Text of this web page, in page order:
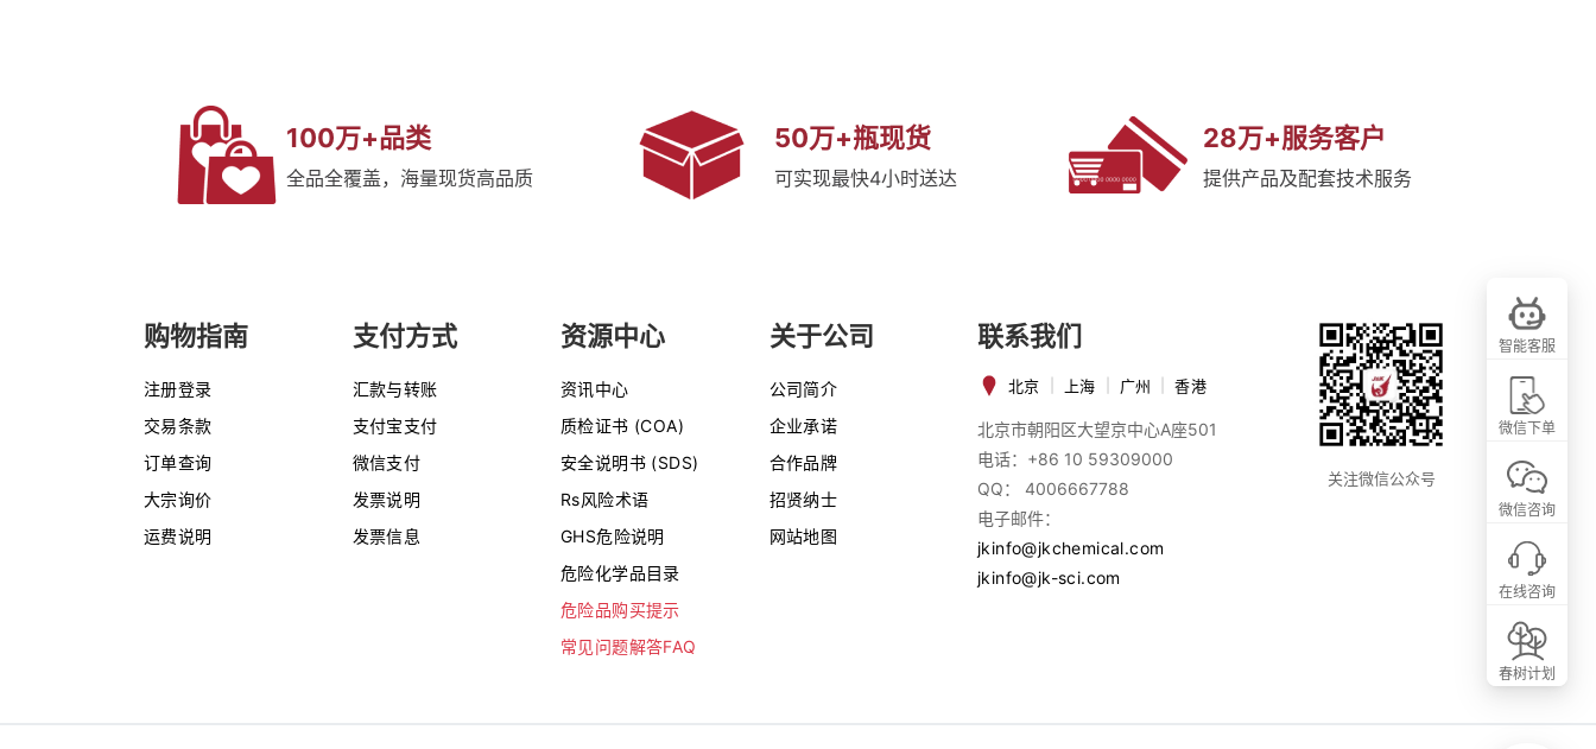
100万+品类
全品全覆盖，海量现货高品质
50万+瓶现货
可实现最快4小时送达
28万+服务客户
提供产品及配套技术服务
购物指南
注册登录
交易条款
订单查询
大宗询价
运费说明
支付方式
汇款与转账
支付宝支付
微信支付
发票说明
发票信息
资源中心
资讯中心
质检证书 (COA)
安全说明书 (SDS)
Rs风险术语
GHS危险说明
危险化学品目录
危险品购买提示
常见问题解答FAQ
关于公司
公司简介
企业承诺
合作品牌
招贤纳士
网站地图
联系我们
北京 上海 广州 香港
北京市朝阳区大望京中心A座501
电话：+86 10 59309000
QQ： 4006667788
电子邮件：
jkinfo@jkchemical.com
jkinfo@jk-sci.com
关注微信公众号
智能客服
微信下单
微信咨询
在线咨询
春树计划